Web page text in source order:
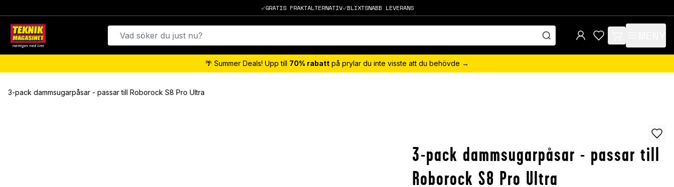
GRATIS FRAKTALTERNATIV BLIXTSNABB LEVERANS
items in cart, view
🌴 Summer Deals! Upp till 70% rabatt på prylar du inte visste att du behövde →
3-pack dammsugarpåsar - passar till Roborock S8 Pro Ultra
3-pack dammsugarpåsar - passar till
Roborock S8 Pro Ultra